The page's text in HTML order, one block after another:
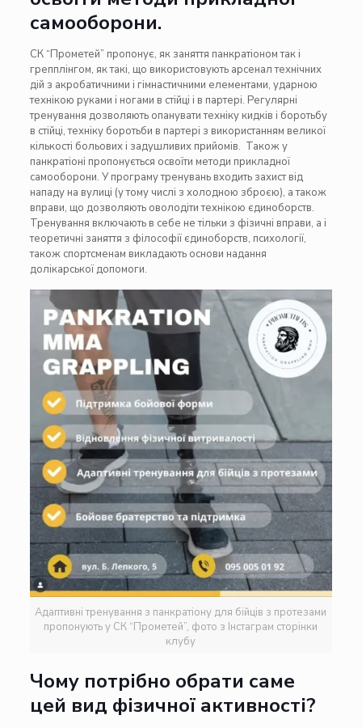
самооборони.
СК “Прометей” пропонує, як заняття панкратіоном так і
грепплінгом, як такі, що використовують арсенал технічних
дій з акробатичними і гімнастичними елементами, ударною
технікою руками і ногами в стійці і в партері. Регулярні
тренування дозволяють опанувати техніку кидків і боротьбу
в стійці, техніку боротьби в партері з використанням великої
кількості больових і задушливих прийомів. Також у
панкратіоні пропонується освоїти методи прикладної
самооборони. У програму тренувань входить захист від
нападу на вулиці (у тому числі з холодною зброєю), а також
вправи, що дозволяють оволодіти технікою єдиноборств.
Тренування включають в себе не тільки з фізичні вправи, а і
теоретичні заняття з філософії єдиноборств, психології,
також спортсменам викладають основи надання
долікарської допомоги.
Адаптивні тренування з панкратіону для бійців з протезами
пропонують у СК “Прометей”, фото з Інстаграм сторінки
клубу
Чому потрібно обрати саме
цей вид фізичної активності?